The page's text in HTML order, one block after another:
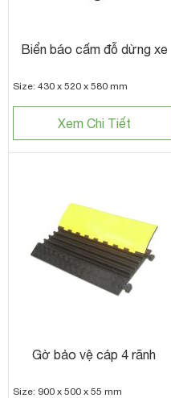
Biển báo cấm đỗ dừng xe
Size: 430 x 520 x 580 mm
Xem Chi Tiết
Gờ bảo vệ cáp 4 rãnh
Size: 900 x 500 x 55 mm